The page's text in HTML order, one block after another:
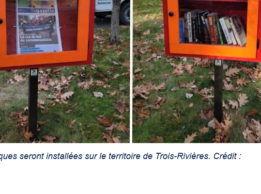
seront installées sur le territoire de Trois-Rivières. Crédit :